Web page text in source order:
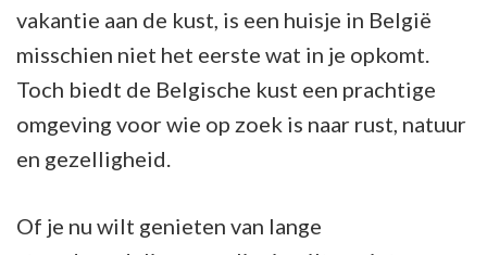
vakantie aan de kust, is een huisje in België
misschien niet het eerste wat in je opkomt.
Toch biedt de Belgische kust een prachtige
omgeving voor wie op zoek is naar rust, natuur
en gezelligheid.
Of je nu wilt genieten van lange